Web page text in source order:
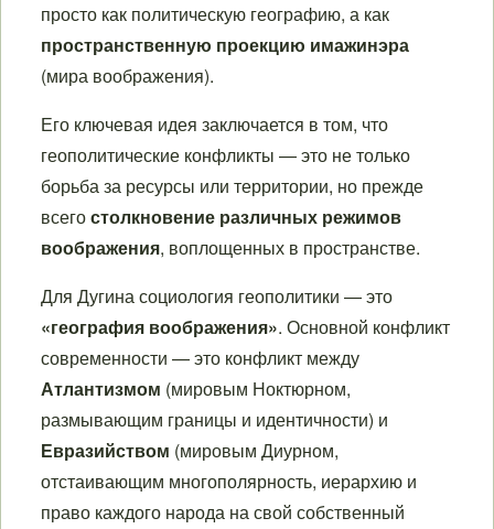
просто как политическую географию, а как
пространственную проекцию имажинэра
(мира воображения).
Его ключевая идея заключается в том, что
геополитические конфликты — это не только
борьба за ресурсы или территории, но прежде
всегостолкновение различных режимов
воображения, воплощенных в пространстве.
Для Дугина социология геополитики — это
«география воображения». Основной конфликт
современности — это конфликт между
Атлантизмом (мировым Ноктюрном,
размывающим границы и идентичности) и
Евразийством (мировым Диурном,
отстаивающим многополярность, иерархию и
право каждого народа на свой собственный